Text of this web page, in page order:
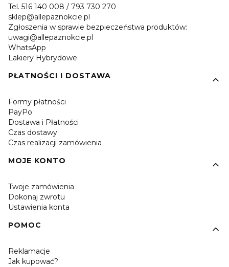
Tel. 516 140 008 / 793 730 270
sklep@allepaznokcie.pl
Zgłoszenia w sprawie bezpieczeństwa produktów:
uwagi@allepaznokcie.pl
WhatsApp
Lakiery Hybrydowe
PŁATNOŚCI I DOSTAWA
Formy płatności
PayPo
Dostawa i Płatności
Czas dostawy
Czas realizacji zamówienia
MOJE KONTO
Twoje zamówienia
Dokonaj zwrotu
Ustawienia konta
POMOC
Reklamacje
Jak kupować?